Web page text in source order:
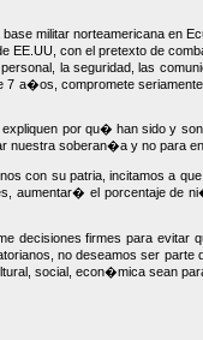
militar norteamericana en
con el pretexto de
la seguridad, las
a�os, compromete
por qu� han sido y
soberan�a y no para
con su patria, incitamos a
aumentar� el porcentaje de
decisiones firmes para
no deseamos ser
social, econ�mica sean